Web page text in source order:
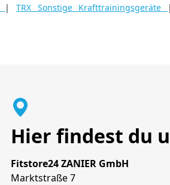
|TRX Sonstige Krafttrainingsgeräte
Hier findest du
Fitstore24 ZANIER GmbH
Marktstraße 7